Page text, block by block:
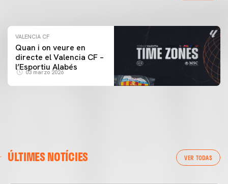
VALENCIA CF
Quan i on veure en
directe el Valencia CF –
l’Esportiu Alabés
03 marzo 2026
ÚLTIMES NOTÍCIES VER TODAS